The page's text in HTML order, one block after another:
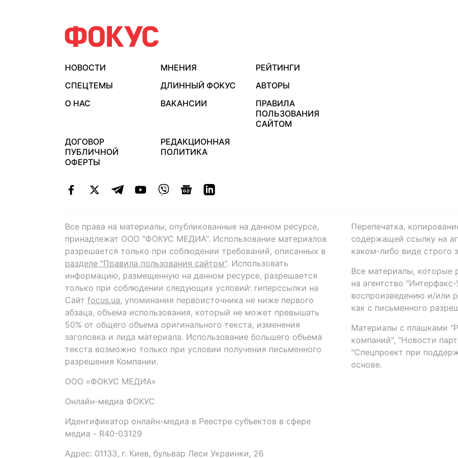
НОВОСТИ МНЕНИЯ
РЕЙТИНГИ
СПЕЦТЕМЫ
ДЛИННЫЙ ФОКУС
АВТОРЫ
О НАС
ВАКАНСИИ
ПРАВИЛА
ПОЛЬЗОВАНИЯ
САЙТОМ
ДОГОВОР
ПУБЛИЧНОЙ
ОФЕРТЫ
РЕДАКЦИОННАЯ
ПОЛИТИКА
Все права на материалы, опубликованные на данном ресурсе,
принадлежат ООО "ФОКУС МЕДИА". Использование материалов
разрешается только при соблюдении требований, описанных в
разделе "Правила пользования сайтом". Использовать
информацию, размещенную на данном ресурсе, разрешается
только при соблюдении следующих условий: гиперссылки на
Сайт focus.ua, упоминания первоисточника не ниже первого
абзаца, объема использования, который не может превышать
50% от общего объема оригинального текста, изменения
заголовка и лида материала. Использование большего объема
текста возможно только при условии получения письменного
разрешения Компании.
ООО «ФОКУС МЕДИА»
Онлайн-медиа ФОКУС
Идентификатор онлайн-медиа в Реестре субъектов в сфере
медиа - R40-03129
Адрес: 01133, г. Киев, бульвар Леси Украинки, 26
Перепечатка,
содержащей ссылку на
каком-либо виде строго
Все материалы, которые
на агентство
воспроизведению и/или
как с письменного
Материалы с плашками
компаний", "Новости
"Спецпроект при
основе.